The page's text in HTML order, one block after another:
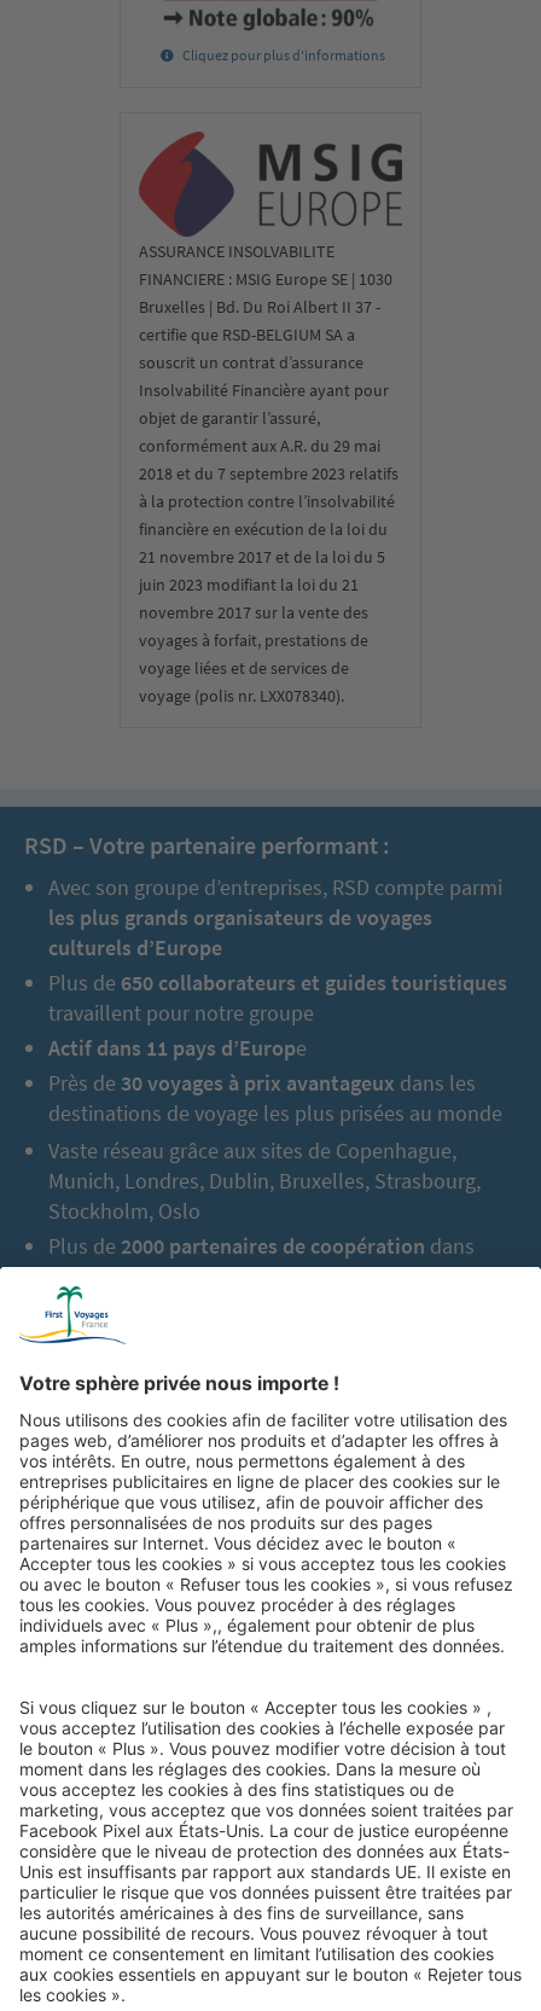
Cliquez pour plus d'informations
ASSURANCE INSOLVABILITE
FINANCIERE : MSIG Europe SE | 1030
Bruxelles | Bd. Du Roi Albert II 37 -
certifie que RSD-BELGIUM SA a
souscrit un contrat d’assurance
Insolvabilité Financière ayant pour
objet de garantir l’assuré,
conformément aux A.R. du 29 mai
2018 et du 7 septembre 2023 relatifs
à la protection contre l’insolvabilité
financière en exécution de la loi du
21 novembre 2017 et de la loi du 5
juin 2023 modifiant la loi du 21
novembre 2017 sur la vente des
voyages à forfait, prestations de
voyage liées et de services de
voyage (polis nr. LXX078340).
RSD – Votre partenaire performant :
Avec son groupe d’entreprises, RSD compte parmi
les plus grands organisateurs de voyages
culturels d’Europe
Plus de 650 collaborateurs et guides touristiques
travaillent pour notre groupe
Actif dans 11 pays d’Europe
Près de 30 voyages à prix avantageux dans les
destinations de voyage les plus prisées au monde
Vaste réseau grâce aux sites de Copenhague,
Munich, Londres, Dublin, Bruxelles, Strasbourg,
Stockholm, Oslo
Plus de 2000 partenaires de coopération dans
l’Europe entière
En tout jusqu’à aujourd’hui :
vacanciers
Courrier de voyage
e-mail-newsletter :
Nous serons heureux de vous envoyer nos meilleurs voyages
par e-mail à l’avenir !
Inscrivez-vous dès maintenant !